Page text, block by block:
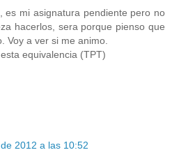
es mi asignatura pendiente pero no
hacerlos, sera porque pienso que
Voy a ver si me animo.
equivalencia (TPT)
2012 a las 10:52